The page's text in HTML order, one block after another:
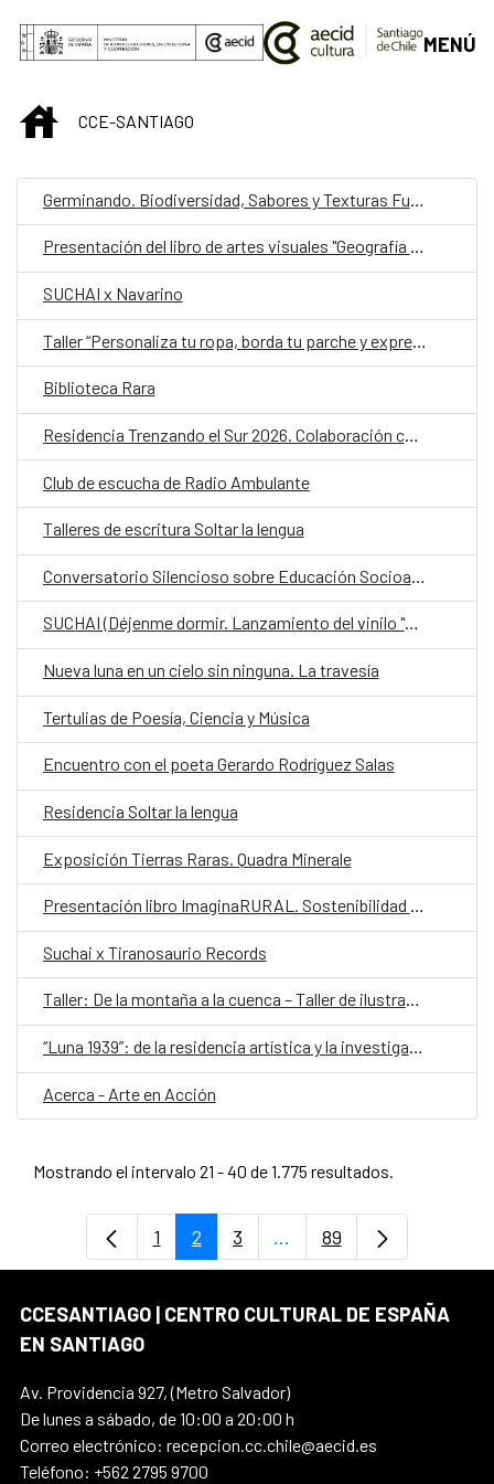
Saltar al contenido principal
MENÚ
INICIOCCE-SANTIAGO
Germinando. Biodiversidad, Sabores y Texturas Fungi
Presentación del libro de artes visuales "Geografía Sensorial, el arte de percibir"
SUCHAI x Navarino
Taller “Personaliza tu ropa, borda tu parche y expresa tu compromiso con el medio ambiente”
Biblioteca Rara
Residencia Trenzando el Sur 2026. Colaboración cultural entre Chile y España
Club de escucha de Radio Ambulante
Talleres de escritura Soltar la lengua
Conversatorio Silencioso sobre Educación Socioambiental
SUCHAI (Déjenme dormir. Lanzamiento del vinilo "Bronce")
Nueva luna en un cielo sin ninguna. La travesía
Tertulias de Poesía, Ciencia y Música
Encuentro con el poeta Gerardo Rodríguez Salas
Residencia Soltar la lengua
Exposición Tierras Raras. Quadra Minerale
Presentación libro ImaginaRURAL. Sostenibilidad Biocultural de los Territorios Rurales
Suchai x Tiranosaurio Records
Taller: De la montaña a la cuenca – Taller de ilustración con pigmentos minerales
“Luna 1939”: de la residencia artística y la investigación sobre la revista LUNA a los escenarios
Acerca - Arte en Acción
Mostrando el intervalo 21 - 40 de 1.775 resultados.
Página
1 Página
2 Página
3 ...Páginas intermedias
Página
89
CCESANTIAGO | CENTRO CULTURAL DE ESPAÑA
EN SANTIAGO
Av. Providencia 927, (Metro Salvador)
De lunes a sábado, de 10:00 a 20:00 h
Correo electrónico: recepcion.cc.chile@aecid.es
Teléfono: +562 2795 9700